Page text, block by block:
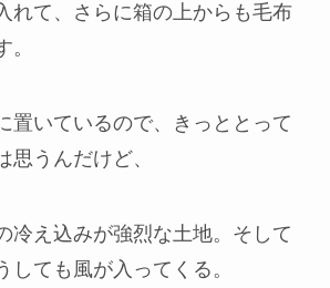
れて、さらに箱の上からも毛布
置いているので、きっととって
思うんだけど、
冷え込みが強烈な土地。そして
しても風が入ってくる。